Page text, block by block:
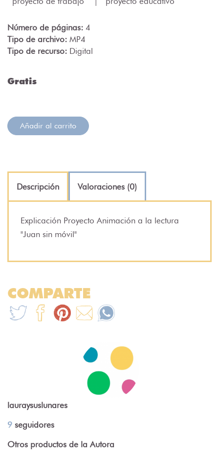
Número de páginas: 4
Tipo de archivo: MP4
Tipo de recurso: Digital
Gratis
Añadir al carrito
Descripción Valoraciones (0)
Explicación Proyecto Animación a la lectura
"Juan sin móvil"
COMPARTE
lauraysuslunares
9 seguidores
Otros productos de la Autora